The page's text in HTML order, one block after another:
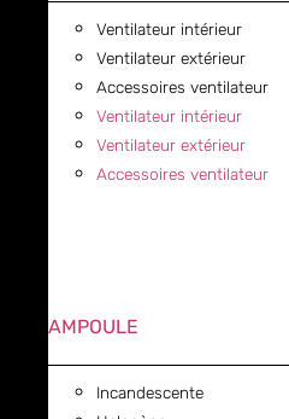
Ventilateur intérieur
Ventilateur extérieur
Accessoires ventilateur
Ventilateur intérieur
Ventilateur extérieur
Accessoires ventilateur
AMPOULE
Incandescente